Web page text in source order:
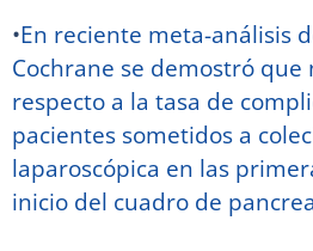
•En reciente meta-análisis
Cochrane se demostró que
respecto a la tasa de
pacientes sometidos a
laparoscópica en las
inicio del cuadro de